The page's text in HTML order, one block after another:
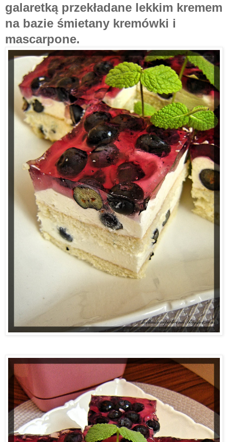
galaretką przekładane lekkim kremem
na bazie śmietany kremówki i
mascarpone.